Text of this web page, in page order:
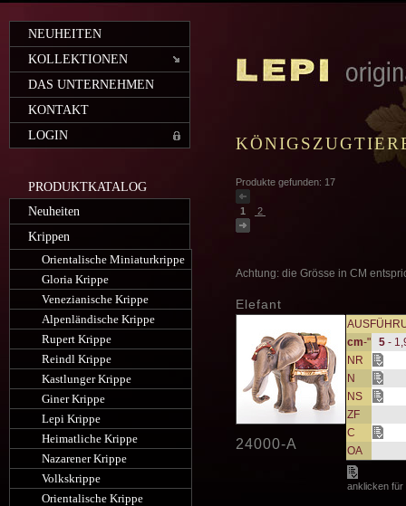
NEUHEITEN
KOLLEKTIONEN
DAS UNTERNEHMEN
KONTAKT
LOGIN
PRODUKTKATALOG
Neuheiten
Krippen
Orientalische Miniaturkrippe
Gloria Krippe
Venezianische Krippe
Alpenländische Krippe
Rupert Krippe
Reindl Krippe
Kastlunger Krippe
Giner Krippe
Lepi Krippe
Heimatliche Krippe
Nazarener Krippe
Volkskrippe
Orientalische Krippe
Produkte gefunden: 17
1 2
Achtung: die Grösse in CM
Elefant
24000-A
cm-" 5 -
NR
N
NS
ZF
C
OA
anklicken für